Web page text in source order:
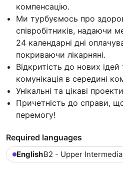
компенсацію.
Ми турбуємось про
співробітників, надаючи
24 календарні дні
покриваючи лікарняні.
Відкритість до нових
комунікація в середині
Унікальні та цікаві
Причетність до справи,
перемогу!
Required languages
EnglishB2 - Upper